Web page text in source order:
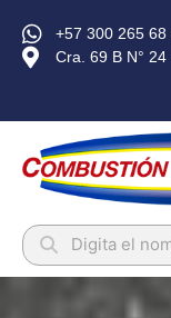
+57 300 265 68
Cra. 69 B N°